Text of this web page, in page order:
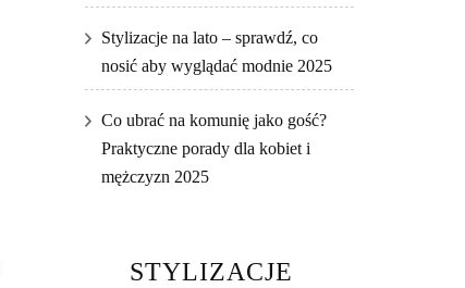
Stylizacje na lato – sprawdź, co
nosić aby wyglądać modnie 2025
Co ubrać na komunię jako gość?
Praktyczne porady dla kobiet i
mężczyzn 2025
STYLIZACJE